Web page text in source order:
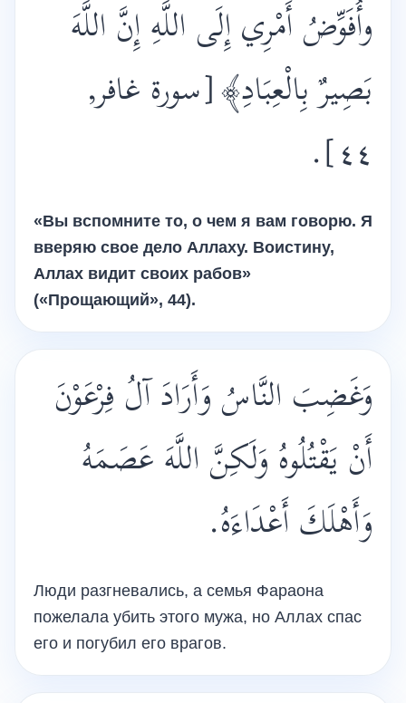
وأُفَوِّضُ أَمْرِي إِلَى اللَّهِ إِنَّ اللَّهَ
بَصِيرٌ بِالْعِبَادِ﴾[سورة غافر,
٤٤] .
«Вы вспомните то, о чем я вам говорю. Я
вверяю свое дело Аллаху. Воистину,
Аллах видит своих рабов»
(«Прощающий», 44).
وَغَضِبَ النَّاسُ وَأَرَادَ آلُ فِرْعَوْنَ
أَنْ يَقْتُلُوهُ وَلَكِنَّ اللَّهَ عَصَمَهُ
وَأَهْلَكَ أَعْدَاءَهُ.
Люди разгневались, а семья Фараона
пожелала убить этого мужа, но Аллах спас
его и погубил его врагов.